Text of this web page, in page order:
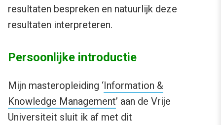
resultaten bespreken en natuurlijk deze
resultaten interpreteren.
Persoonlijke introductie
Mijn masteropleiding ‘Information &
Knowledge Management’ aan de Vrije
Universiteit sluit ik af met dit